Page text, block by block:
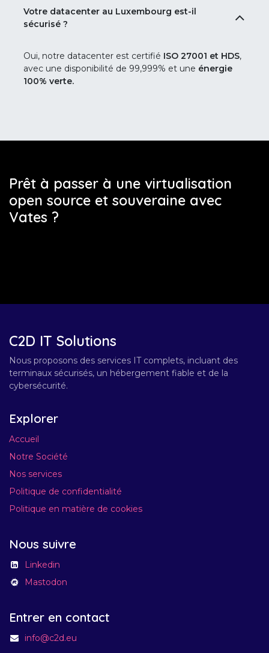
Votre datacenter au Luxembourg est-il
sécurisé ?
Oui, notre datacenter est certifié ISO 27001 et HDS,
avec une disponibilité de 99,999% et une énergie
100% verte.
Prêt à passer à une virtualisation
open source et souveraine avec
Vates ?
C2D IT Solutions
Nous proposons des services IT complets, incluant des
terminaux sécurisés, un hébergement fiable et de la
cybersécurité.
Explorer
Accueil
Notre Société
Nos services
Politique de confidentialité
Politique en matière de cookies
Nous suivre
Linkedin
Mastodon
Entrer en contact
info@c2d.eu